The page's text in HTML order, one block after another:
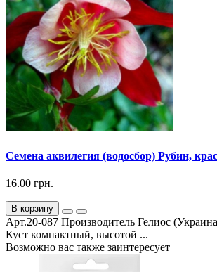
Семена аквилегия (водосбор) Рубин,
16.00 грн.
В корзину
Арт.20-087 Производитель Гелиос
Куст компактный, высотой ...
Возможно вас также заинтересует